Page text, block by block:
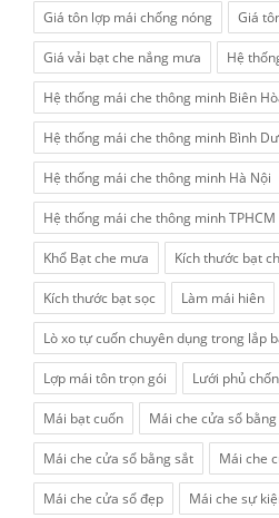
Giá tôn lợp mái chống nóng Giá
Giá vải bạt che nắng mưa Hệ
Hệ thống mái che thông minh Biên
Hệ thống mái che thông minh Bình
Hệ thống mái che thông minh Hà Nội
Hệ thống mái che thông minh TPHCM
Khổ Bạt che mưa Kích thước bạt
Kích thước bạt sọc Làm mái hiên
Lò xo tự cuốn chuyên dụng trong lắp
Lợp mái tôn trọn gói Lưới phủ
Mái bạt cuốn Mái che cửa sổ
Mái che cửa sổ bằng sắt Mái che
Mái che cửa sổ đẹp Mái che sự